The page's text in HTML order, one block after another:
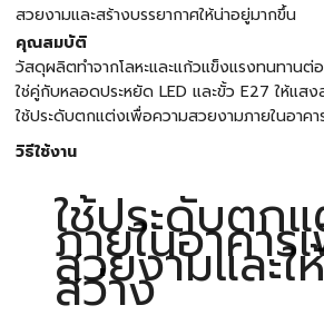
สวยงามและสร้างบรรยากาศให้น่าอยู่มากขึ้น
คุณสมบัติ
วัสดุผลิตทำจากโลหะและแก้วแข็งแรงทนทานต่อ
ใช่คู่กับหลอดประหยัด LED และขั้ว E27 ให้แส
ใช้ประดับตกแต่งเพื่อความสวยงามภายในอาคา
วิธีใช้งาน
ใช้ประดับตก
ภายในอาคาร
สวยงามและใ
สว่าง